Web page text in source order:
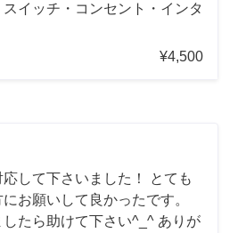
イッチ・コンセント・インタ
¥4,500
して下さいました！ とても
お願いして良かったです。
したら助けて下さい^_^ ありが